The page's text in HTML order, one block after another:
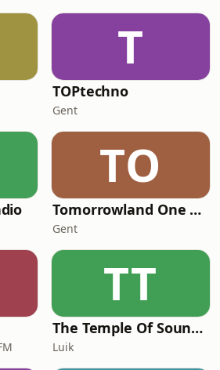
T
TOPtechno
Gent
TO
Tomorrowland One World Radio
Gent
TT
The Temple Of Sound Belgium
Luik